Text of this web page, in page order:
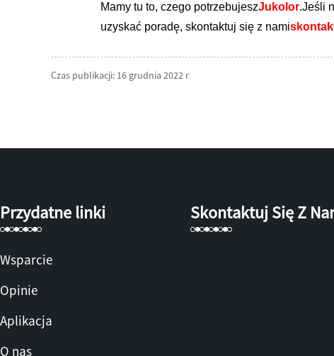
Mamy tu to, czego potrzebujeszJukolor.Jeśli
uzyskać poradę, skontaktuj się z nami
Czas publikacji: 16 grudnia 2022 r
Przydatne linki
Wsparcie
Opinie
Aplikacja
O nas
Skontaktuj Się Z